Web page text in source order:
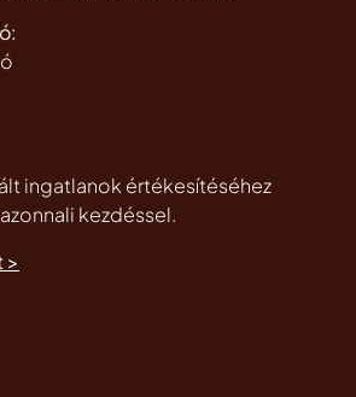
ingatlanok értékesítéséhez
kezdéssel.
>